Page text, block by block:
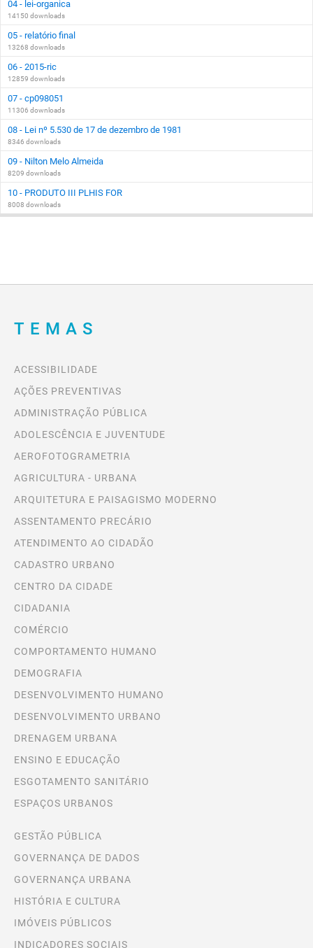
04 - lei-organica
14150 downloads
05 - relatório final
13268 downloads
06 - 2015-ric
12859 downloads
07 - cp098051
11306 downloads
08 - Lei nº 5.530 de 17 de dezembro de 1981
8346 downloads
09 - Nilton Melo Almeida
8209 downloads
10 - PRODUTO III PLHIS FOR
8008 downloads
TEMAS
ACESSIBILIDADE
AÇÕES PREVENTIVAS
ADMINISTRAÇÃO PÚBLICA
ADOLESCÊNCIA E JUVENTUDE
AEROFOTOGRAMETRIA
AGRICULTURA - URBANA
ARQUITETURA E PAISAGISMO MODERNO
ASSENTAMENTO PRECÁRIO
ATENDIMENTO AO CIDADÃO
CADASTRO URBANO
CENTRO DA CIDADE
CIDADANIA
COMÉRCIO
COMPORTAMENTO HUMANO
DEMOGRAFIA
DESENVOLVIMENTO HUMANO
DESENVOLVIMENTO URBANO
DRENAGEM URBANA
ENSINO E EDUCAÇÃO
ESGOTAMENTO SANITÁRIO
ESPAÇOS URBANOS
GESTÃO PÚBLICA
GOVERNANÇA DE DADOS
GOVERNANÇA URBANA
HISTÓRIA E CULTURA
IMÓVEIS PÚBLICOS
INDICADORES SOCIAIS